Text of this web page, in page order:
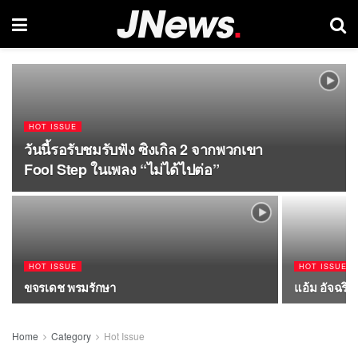
HOT ISSUE
วันนี้รอรับชมรับฟัง ซิงเกิล 2 จากพวกเขา
Fool Step ในเพลง “ไม่ได้ไปต่อ”
HOT ISSUE
ขจรเดช พรมรักษา
HOT ISSUE
แอ้ม อัจฉริย
Home Category Hot Issue